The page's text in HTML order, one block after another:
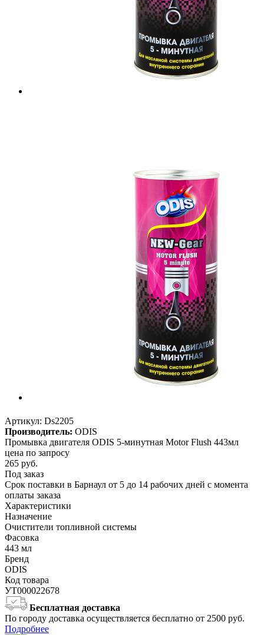
Артикул: Ds2205
Производитель: ODIS
Промывка двигателя ODIS 5-минутная Motor Flush 443мл
цена по запросу
265 руб.
Под заказ
Срок поставки в Барнаул от 5 до 14 рабочих дней с момента
оплаты заказа
Характеристики
Назначение
Очистители топливной системы
Фасовка
443 мл
Бренд
ODIS
Код товара
УТ000022678
Бесплатная доставка
По городу доставка осуществляется бесплатно от 2500 руб.
Подробнее